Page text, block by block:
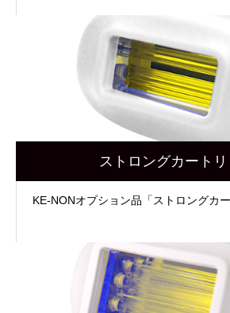
ストロングカート
KE-NONオプション品「ストロングカー